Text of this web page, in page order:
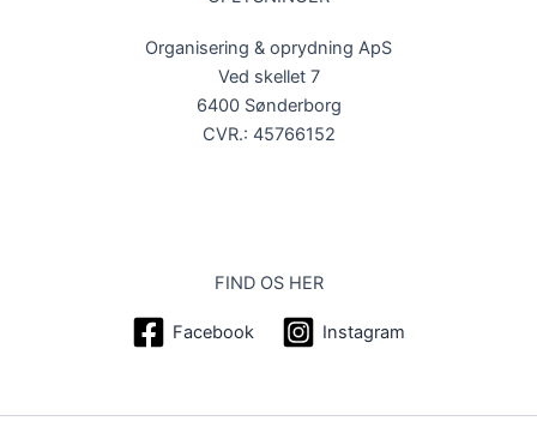
Organisering & oprydning ApS
Ved skellet 7
6400 Sønderborg
CVR.: 45766152
FIND OS HER
Facebook Instagram